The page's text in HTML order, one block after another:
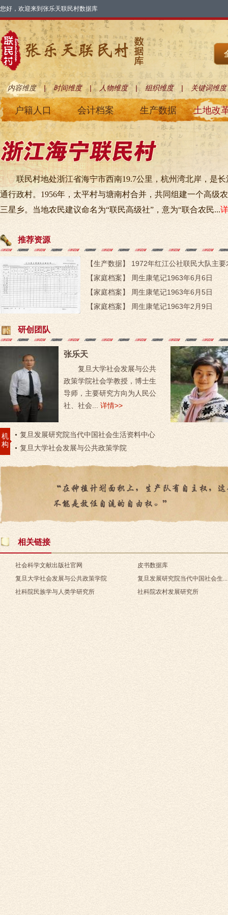
您好，欢迎来到张乐天联民村数据库
内容维度 | 时间维度 | 人物维度 | 组织维度 | 关键词维度
户籍人口 会计档案 生产数据 土地改
联民村地处浙江省海宁市西南19.7公里，杭州湾北岸，是
通行政村。1956年，太平村与塘南村合并，共同组建一个高级
三星乡。当地农民建议命名为“联民高级社”，意为“联合农民...
推荐资源
【生产数据】 1972年红江公社联民大队主
【家庭档案】 周生康笔记1963年6月6日
【家庭档案】 周生康笔记1963年6月5日
【家庭档案】 周生康笔记1963年2月9日
研创团队
张乐天
复旦大学社会发展与公共
政策学院社会学教授，博士生
导师，主要研究方向为人民公
社、社会...
详情>>
机
构
复旦发展研究院当代中国社会生活资料中心
复旦大学社会发展与公共政策学院
相关链接
社会科学文献出版社官网
皮书数据库
复旦大学社会发展与公共政策学院
复旦发展研究院当代中国社会生...
社科院民族学与人类学研究所
社科院农村发展研究所